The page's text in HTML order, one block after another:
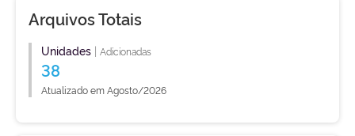
Arquivos Totais
Unidades | Adicionadas
38
Atualizado em Agosto/2026